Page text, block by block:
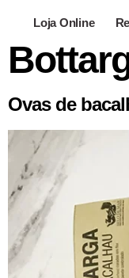
Loja Online
Ovas de